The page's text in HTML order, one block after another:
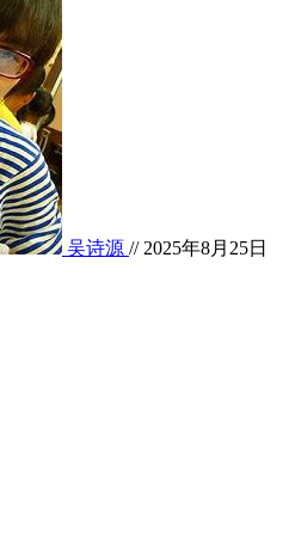
吴诗源 // 2025年8月25日